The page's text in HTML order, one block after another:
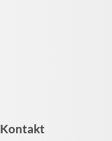
Kontakt